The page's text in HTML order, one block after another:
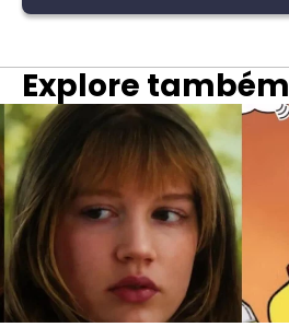
Explore também